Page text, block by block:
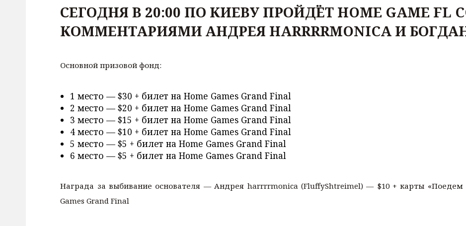
СЕГОДНЯ В 20:00 ПО КИЕВУ ПРОЙДЁТ HOME GAME FL
КОММЕНТАРИЯМИ АНДРЕЯ HARRRRMONICA И
Основной призовой фонд:
1 место — $30 + билет на Home Games Grand Final
2 место — $20 + билет на Home Games Grand Final
3 место — $15 + билет на Home Games Grand Final
4 место — $10 + билет на Home Games Grand Final
5 место — $5 + билет на Home Games Grand Final
6 место — $5 + билет на Home Games Grand Final
Награда за выбивание основателя — Андрея harrrrmonica (FluffyShtreimel) — $10 + карты «Поедем
Games Grand Final